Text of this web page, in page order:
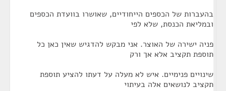
בהעברות של הכספים הייחודיים, שאושרו בוועדת הכספים
ובמליאת הכנסת, שלא לפי
פניה ישירה של האוצר. אני מבקש להדגיש שאין כאן כל
תוספת תקציב אלא אך ורק
שינויים פנימיים. איש לא מעלה על דעתו להציע תוספת
תקציב לנושאים אלה בעיתוי